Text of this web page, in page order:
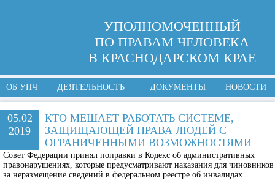
УПОЛНОМОЧЕННЫЙ
ПО ПРАВАМ ЧЕЛОВЕКА
В КРАСНОДАРСКОМ КРАЕ
ОБ УПЧ ДЕЯТЕЛЬНОСТЬ ДОКУМЕНТЫ НОВОСТИ
05.02
2019
КТО МЕШАЕТ РАБОТАТЬ СИСТЕМЕ,
ЗАЩИЩАЮЩЕЙ ПРАВА ЛЮДЕЙ С
ОГРАНИЧЕННЫМИ ВОЗМОЖНОСТЯМИ
Совет Федерации принял поправки в Кодекс об административных
правонарушениях, которые предусматривают наказания для чиновников
за неразмещение сведений в федеральном реестре об инвалидах.